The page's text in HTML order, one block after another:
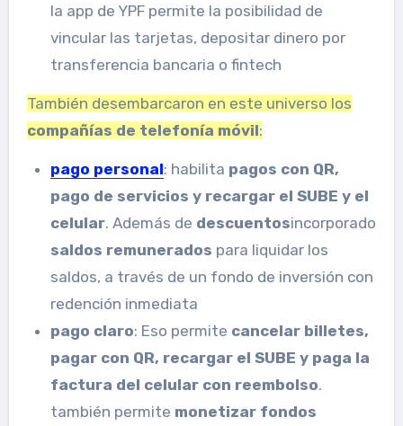
la app de YPF permite la posibilidad de
vincular las tarjetas, depositar dinero por
transferencia bancaria o fintech
También desembarcaron en este universo los
compañías de telefonía móvil:
pago personal: habilita pagos con QR,
pago de servicios y recargar el SUBE y el
celular. Además de descuentosincorporado
saldos remunerados para liquidar los
saldos, a través de un fondo de inversión con
redención inmediata
pago claro: Eso permite cancelar billetes,
pagar con QR, recargar el SUBE y paga la
factura del celular con reembolso.
también permite monetizar fondos